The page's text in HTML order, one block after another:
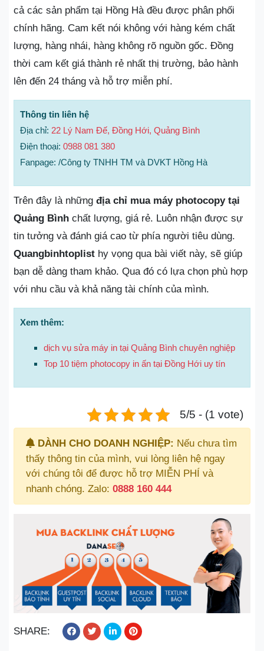
cả các sản phẩm tại Hồng Hà đều được phân phối
chính hãng. Cam kết nói không với hàng kém chất
lượng, hàng nhái, hàng không rõ nguồn gốc. Đồng
thời cam kết giá thành rẻ nhất thị trường, bảo hành
lên đến 24 tháng và hỗ trợ miễn phí.
Thông tin liên hệ
Địa chỉ: 22 Lý Nam Đế, Đồng Hới, Quảng Bình
Điện thoại: 0988 081 380
Fanpage: /Công ty TNHH TM và DVKT Hồng Hà
Trên đây là những địa chỉ mua máy photocopy tại
Quảng Bình chất lượng, giá rẻ. Luôn nhận được sự
tin tưởng và đánh giá cao từ phía người tiêu dùng.
Quangbinhtoplist hy vọng qua bài viết này, sẽ giúp
bạn dễ dàng tham khảo. Qua đó có lựa chọn phù hợp
với nhu cầu và khả năng tài chính của mình.
Xem thêm:
dịch vụ sửa máy in tại Quảng Bình chuyên nghiệp
Top 10 tiệm photocopy in ấn tại Đồng Hới uy tín
5/5 - (1 vote)
DÀNH CHO DOANH NGHIỆP: Nếu chưa tìm
thấy thông tin của mình, vui lòng liên hệ ngay
với chúng tôi để được hỗ trợ MIỄN PHÍ và
nhanh chóng. Zalo: 0888 160 444
SHARE: